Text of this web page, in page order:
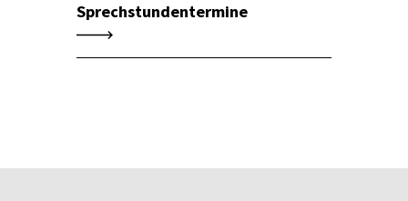
Sprechstundentermine